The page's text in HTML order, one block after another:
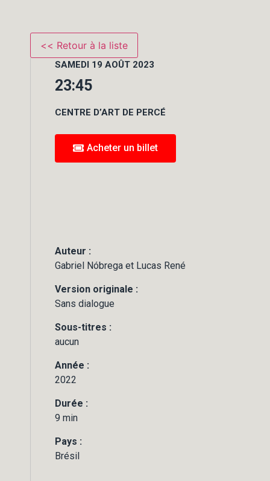
SAMEDI 19 AOÛT 2023
23:45
CENTRE D’ART DE PERCÉ
Acheter un billet
Auteur :
Gabriel Nóbrega et Lucas René
Version originale :
Sans dialogue
Sous-titres :
aucun
Année :
2022
Durée :
9 min
Pays :
Brésil